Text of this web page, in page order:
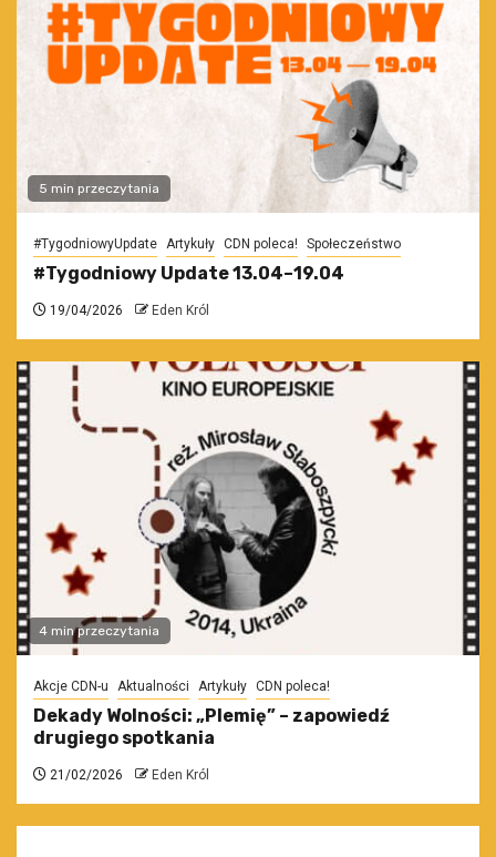
5 min przeczytania
#TygodniowyUpdate Artykuły CDN poleca! Społeczeństwo
#Tygodniowy Update 13.04–19.04
19/04/2026 Eden Król
4 min przeczytania
Akcje CDN-u Aktualności Artykuły CDN poleca!
Dekady Wolności: „Plemię” – zapowiedź
drugiego spotkania
21/02/2026 Eden Król